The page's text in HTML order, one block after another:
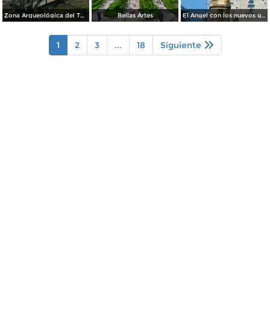
Zona Arqueológica del Templo Mayor. Junio/2018 Bellas Artes El Angel con los nuevos guardianes de reforma.
1 2 3 ... 18 Siguiente